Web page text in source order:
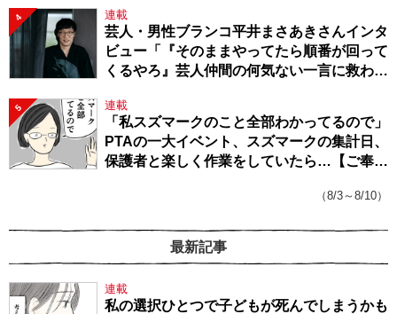
4 連載
芸人・男性ブランコ平井まさあきさんインタ
ビュー「『そのままやってたら順番が回って
くるやろ』芸人仲間の何気ない一言に救われ
5 連載
「私スズマークのこと全部わかってるので」
PTAの一大イベント、スズマークの集計日、
保護者と楽しく作業をしていたら…【ご奉仕
（8/3～8/10）
最新記事
連載
私の選択ひとつで子どもが死んでしまうかも